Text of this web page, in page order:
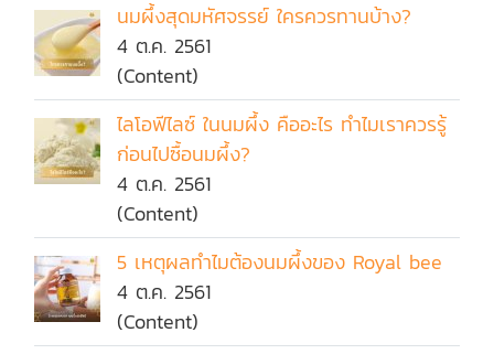
นมผึ้งสุดมหัศจรรย์ ใครควรทานบ้าง?
4 ต.ค. 2561
(Content)
ไลโอฟีไลซ์ ในนมผึ้ง คืออะไร ทำไมเราควรรู้
ก่อนไปซื้อนมผึ้ง?
4 ต.ค. 2561
(Content)
5 เหตุผลทำไมต้องนมผึ้งของ Royal bee
4 ต.ค. 2561
(Content)